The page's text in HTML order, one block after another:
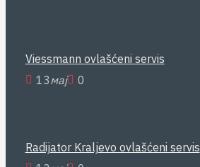
Viessmann ovlašćeni servis
13мај 0
Radijator Kraljevo ovlašćeni servis